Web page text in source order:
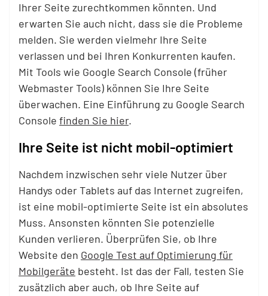
Ihrer Seite zurechtkommen könnten. Und
erwarten Sie auch nicht, dass sie die Probleme
melden. Sie werden vielmehr Ihre Seite
verlassen und bei Ihren Konkurrenten kaufen.
Mit Tools wie Google Search Console (früher
Webmaster Tools) können Sie Ihre Seite
überwachen. Eine Einführung zu Google Search
Console finden Sie hier.
Ihre Seite ist nicht mobil-optimiert
Nachdem inzwischen sehr viele Nutzer über
Handys oder Tablets auf das Internet zugreifen,
ist eine mobil-optimierte Seite ist ein absolutes
Muss. Ansonsten könnten Sie potenzielle
Kunden verlieren. Überprüfen Sie, ob Ihre
Website den Google Test auf Optimierung für
Mobilgeräte besteht. Ist das der Fall, testen Sie
zusätzlich aber auch, ob Ihre Seite auf